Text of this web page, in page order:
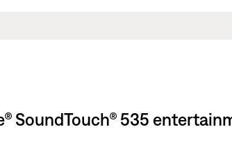
SoundTouch® 535